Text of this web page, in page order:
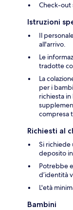
Check-out
Istruzioni
Il
all'arrivo.
Le
tradotte
La
per i
richiesta in
compresa
Richiesti al
Si richiede
deposito
Potrebbe
d’identità
L'età
Bambini